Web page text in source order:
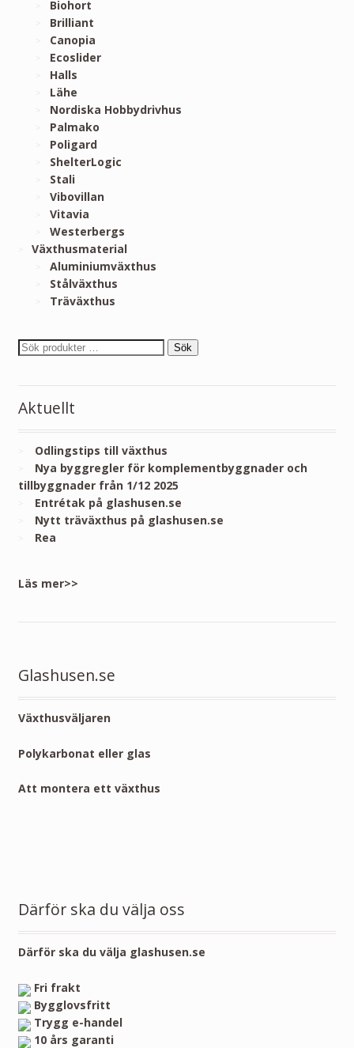
Biohort
Brilliant
Canopia
Ecoslider
Halls
Lähe
Nordiska Hobbydrivhus
Palmako
Poligard
ShelterLogic
Stali
Vibovillan
Vitavia
Westerbergs
Växthusmaterial
Aluminiumväxthus
Stålväxthus
Träväxthus
Sök
Aktuellt
Odlingstips till växthus
Nya byggregler för komplementbyggnader och
tillbyggnader från 1/12 2025
Entrétak på glashusen.se
Nytt träväxthus på glashusen.se
Rea
Läs mer>>
Glashusen.se
Växthusväljaren
Polykarbonat eller glas
Att montera ett växthus
Därför ska du välja oss
Därför ska du välja glashusen.se
Fri frakt
Bygglovsfritt
Trygg e-handel
10 års garanti